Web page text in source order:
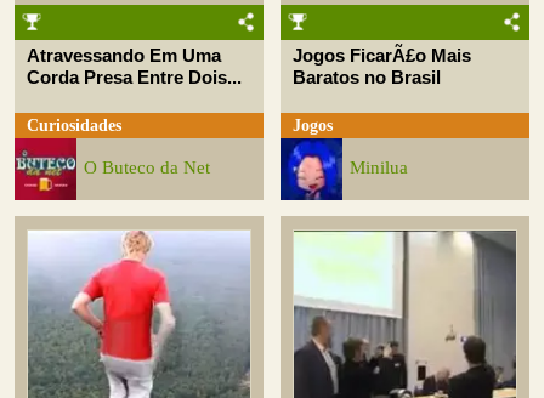
Atravessando Em Uma
Corda Presa Entre Dois...
Curiosidades
O Buteco da Net
Jogos FicarÃ£o Mais
Baratos no Brasil
Jogos
Minilua